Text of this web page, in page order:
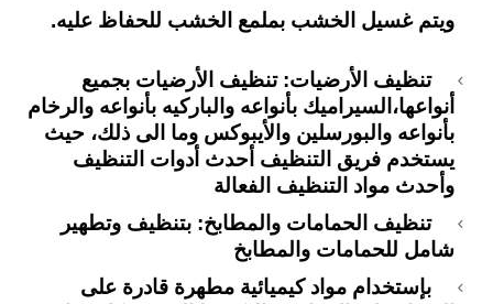
ويتم غسيل الخشب بملمع الخشب للحفاظ عليه.
تنظيف الأرضيات: تنظيف الأرضيات بجميع
أنواعها، السيراميك بأنواعه والباركيه بأنواعه والرخام
بأنواعه والبورسلين والأيبوكس وما الى ذلك، حيث
يستخدم فريق التنظيف أحدث أدوات التنظيف
وأحدث مواد التنظيف الفعالة
تنظيف الحمامات والمطابخ: بتنظيف وتطهير
شامل للحمامات والمطابخ
بإستخدام مواد كيميائية مطهرة قادرة على